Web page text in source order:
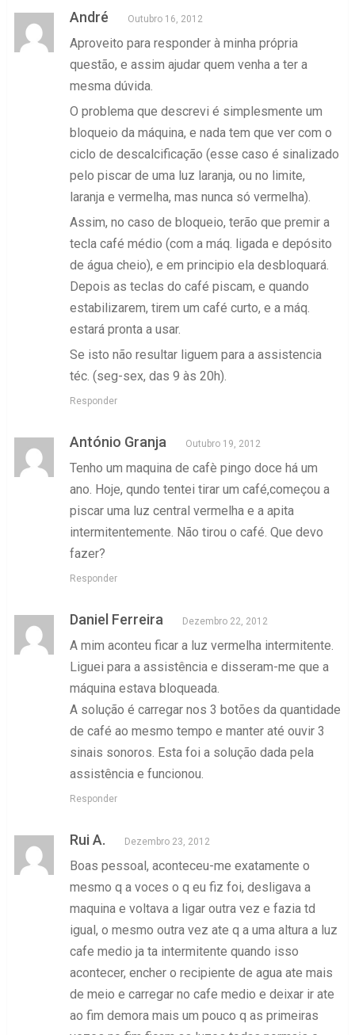
André Outubro 16, 2012
Aproveito para responder à minha própria
questão, e assim ajudar quem venha a ter a
mesma dúvida.
O problema que descrevi é simplesmente um
bloqueio da máquina, e nada tem que ver com o
ciclo de descalcificação (esse caso é sinalizado
pelo piscar de uma luz laranja, ou no limite,
laranja e vermelha, mas nunca só vermelha).
Assim, no caso de bloqueio, terão que premir a
tecla café médio (com a máq. ligada e depósito
de água cheio), e em principio ela desbloquará.
Depois as teclas do café piscam, e quando
estabilizarem, tirem um café curto, e a máq.
estará pronta a usar.
Se isto não resultar liguem para a assistencia
téc. (seg-sex, das 9 às 20h).
Responder
António Granja Outubro 19, 2012
Tenho um maquina de cafè pingo doce há um
ano. Hoje, qundo tentei tirar um café,começou a
piscar uma luz central vermelha e a apita
intermitentemente. Não tirou o café. Que devo
fazer?
Responder
Daniel Ferreira Dezembro 22, 2012
A mim aconteu ficar a luz vermelha intermitente.
Liguei para a assistência e disseram-me que a
máquina estava bloqueada.
A solução é carregar nos 3 botões da quantidade
de café ao mesmo tempo e manter até ouvir 3
sinais sonoros. Esta foi a solução dada pela
assistência e funcionou.
Responder
Rui A. Dezembro 23, 2012
Boas pessoal, aconteceu-me exatamente o
mesmo q a voces o q eu fiz foi, desligava a
maquina e voltava a ligar outra vez e fazia td
igual, o mesmo outra vez ate q a uma altura a luz
cafe medio ja ta intermitente quando isso
acontecer, encher o recipiente de agua ate mais
de meio e carregar no cafe medio e deixar ir ate
ao fim demora mais um pouco q as primeiras